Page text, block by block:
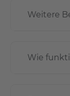
Weitere
Wie